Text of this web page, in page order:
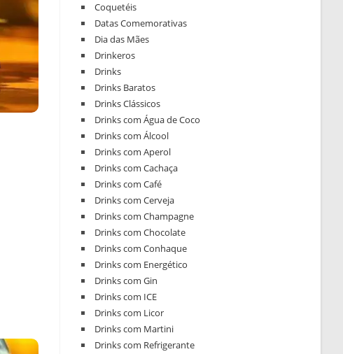
Coquetéis
Datas Comemorativas
Dia das Mães
Drinkeros
Drinks
Drinks Baratos
Drinks Clássicos
Drinks com Água de Coco
Drinks com Álcool
Drinks com Aperol
Drinks com Cachaça
Drinks com Café
Drinks com Cerveja
Drinks com Champagne
Drinks com Chocolate
Drinks com Conhaque
Drinks com Energético
Drinks com Gin
Drinks com ICE
Drinks com Licor
Drinks com Martini
Drinks com Refrigerante